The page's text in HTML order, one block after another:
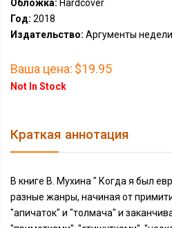
Обложка: Hardcover
Год: 2018
Издательство: Аргументы
Ваша цена: $19.95
Not In Stock
Краткая аннотация
В книге В. Мухина " Когда я был
разные жанры, начиная от
"апичаток" и "толмача" и